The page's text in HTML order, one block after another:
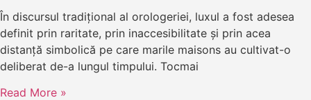
În discursul tradițional al orologeriei, luxul a fost adesea
definit prin raritate, prin inaccesibilitate și prin acea
distanță simbolică pe care marile maisons au cultivat-o
deliberat de-a lungul timpului. Tocmai
Read More »